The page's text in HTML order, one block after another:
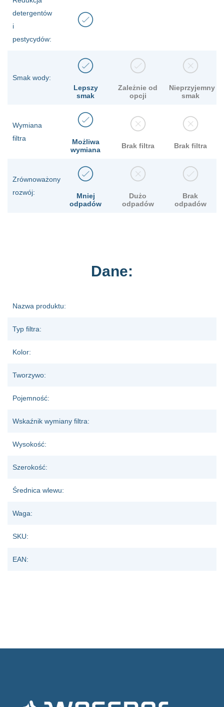
detergentów
i
pestycydów:
Smak wody:
Lepszy
smak
Zależnie od
opcji
Nieprzyjemny
smak
Wymiana
filtra
Możliwa
wymiana
Brak filtra Brak filtra
Zrównoważony
rozwój:
Mniej
odpadów
Dużo
odpadów
Brak
odpadów
Dane:
Nazwa produktu:
Typ filtra:
Kolor:
Tworzywo:
Pojemność:
Wskaźnik wymiany filtra:
Wysokość:
Szerokość:
Średnica wlewu:
Waga:
SKU:
EAN: